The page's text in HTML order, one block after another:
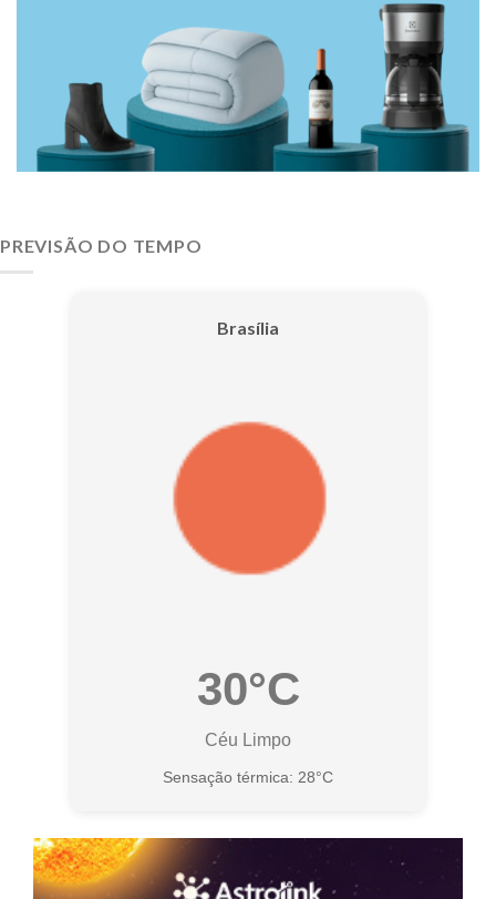
PREVISÃO DO TEMPO
Brasília
30°C
Céu Limpo
Sensação térmica: 28°C